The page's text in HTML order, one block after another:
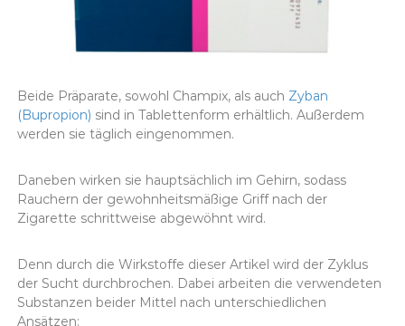
Beide Präparate, sowohl Champix, als auch Zyban
(Bupropion) sind in Tablettenform erhältlich. Außerdem
werden sie täglich eingenommen.
Daneben wirken sie hauptsächlich im Gehirn, sodass
Rauchern der gewohnheitsmäßige Griff nach der
Zigarette schrittweise abgewöhnt wird.
Denn durch die Wirkstoffe dieser Artikel wird der Zyklus
der Sucht durchbrochen. Dabei arbeiten die verwendeten
Substanzen beider Mittel nach unterschiedlichen
Ansätzen: